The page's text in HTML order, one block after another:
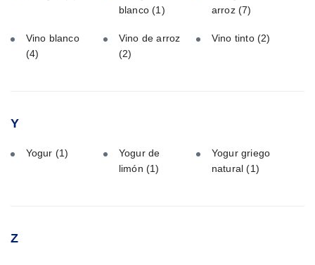
blanco(1)
arroz(7)
Vino blanco
(4)
Vino de arroz
(2)
Vino tinto(2)
Y
Yogur (1)
Yogur de
limón (1)
Yogur griego
natural(1)
Z